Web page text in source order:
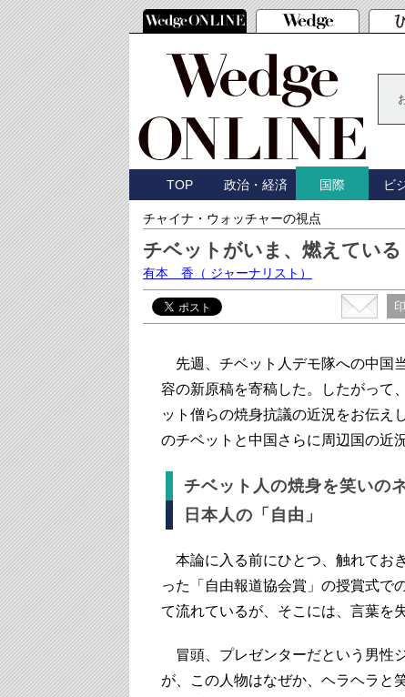
TOP 政治・経済 国際 ビ
チャイナ・ウォッチャーの視点
チベットがいま、燃えている
有本 香 （ ジャーナリスト）
先週、チベット人デモ隊への中国
容の新原稿を寄稿した。したがって
ット僧らの焼身抗議の近況をお伝え
のチベットと中国さらに周辺国の近
チベット人の焼身を笑いの
日本人の「自由」
本論に入る前にひとつ、触れてお
った「自由報道協会賞」の授賞式で
て流れているが、そこには、言葉を
冒頭、プレゼンターだという男性
が、この人物はなぜか、ヘラヘラと